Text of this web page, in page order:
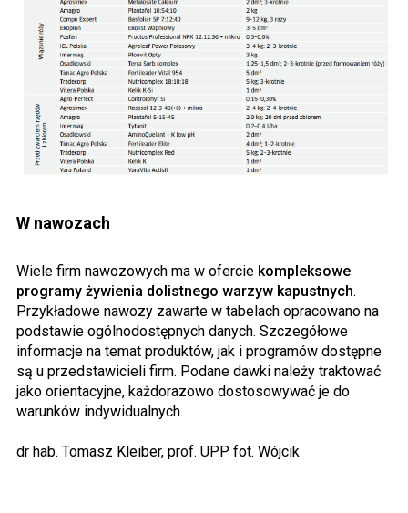
W nawozach
Wiele firm nawozowych ma w ofercie kompleksowe
programy żywienia dolistnego warzyw kapustnych.
Przykładowe nawozy zawarte w tabelach opracowano na
podstawie ogólnodostępnych danych. Szczegółowe
informacje na temat produktów, jak i programów dostępne
są u przedstawicieli firm. Podane dawki należy traktować
jako orientacyjne, każdorazowo dostosowywać je do
warunków indywidualnych.
dr hab. Tomasz Kleiber, prof. UPP fot. Wójcik